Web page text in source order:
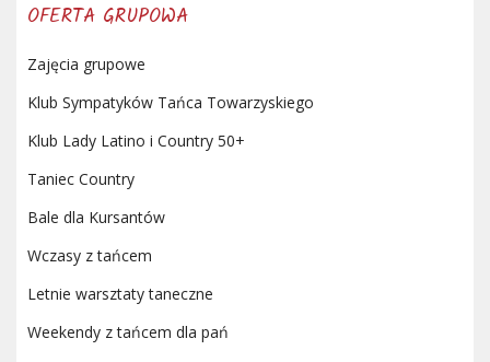
OFERTA GRUPOWA
Zajęcia grupowe
Klub Sympatyków Tańca Towarzyskiego
Klub Lady Latino i Country 50+
Taniec Country
Bale dla Kursantów
Wczasy z tańcem
Letnie warsztaty taneczne
Weekendy z tańcem dla pań